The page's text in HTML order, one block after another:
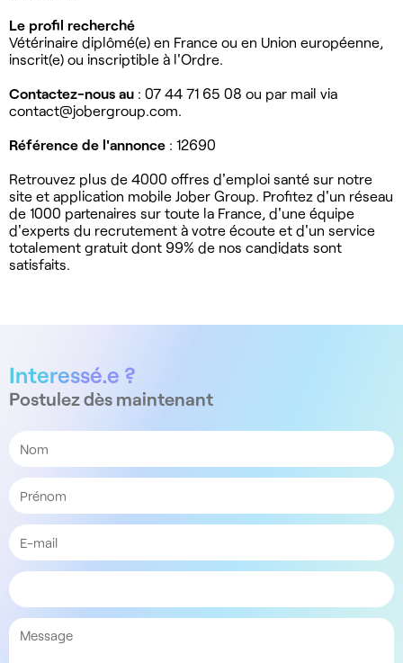
Le profil recherché
Vétérinaire diplômé(e) en France ou en Union européenne,
inscrit(e) ou inscriptible à l'Ordre.
Contactez-nous au : 07 44 71 65 08 ou par mail via
contact@jobergroup.com
Référence de l'annonce : 12690
Retrouvez plus de 4000 offres d'emploi santé sur notre
site et application mobile Jober Group. Profitez d'un réseau
de 1000 partenaires sur toute la France, d'une équipe
d'experts du recrutement à votre écoute et d'un service
totalement gratuit dont 99% de nos candidats sont
satisfaits.
Interessé.e ?
Postulez dès maintenant